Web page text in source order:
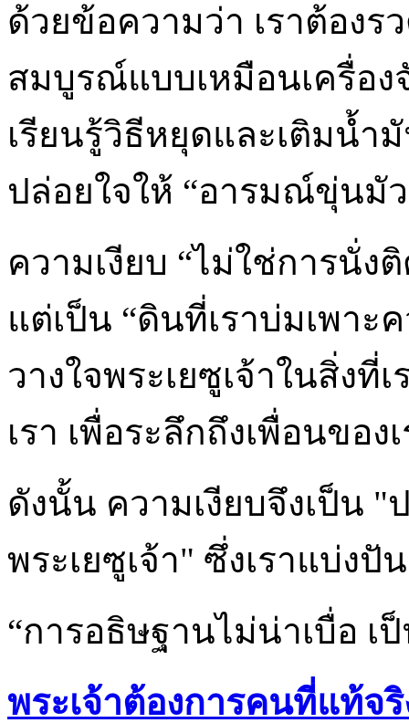
ด้วยข้อความว่า เราต้องร
สมบูรณ์แบบเหมือนเครื่อง
เรียนรู้วิธีหยุดและเติมน้ำ
ปล่อยใจให้ “อารมณ์ขุ่นมั
ความเงียบ “ไม่ใช่การนั่
แต่เป็น “ดินที่เราบ่มเพาะ
วางใจพระเยซูเจ้าในสิ่ง
เรา เพื่อระลึกถึงเพื่อนขอ
ดังนั้น ความเงียบจึงเป็น
พระเยซูเจ้า" ซึ่งเราแบ่งปั
“การอธิษฐานไม่น่าเบื่อ
พระเจ้าต้องการคนที่แท้จริ